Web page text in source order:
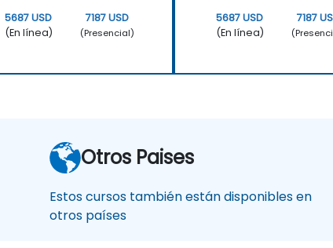
5687 USD
(En línea)
7187 USD
(Presencial)
5687 USD
(En línea)
7187
Otros Paises
Estos cursos también están disponibles en
otros países